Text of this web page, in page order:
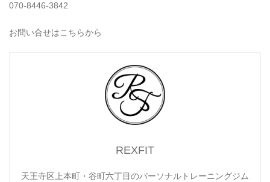
070-8446-3842
お問い合せはこちらから
REXFIT
天王寺区上本町・谷町六丁目のパーソナルトレーニングジム